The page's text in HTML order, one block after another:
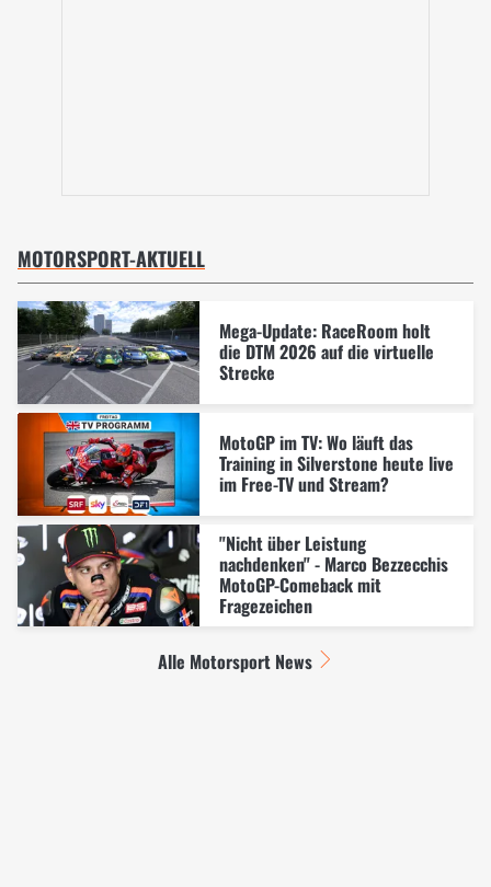
MOTORSPORT-AKTUELL
Mega-Update: RaceRoom holt
die DTM 2026 auf die virtuelle
Strecke
MotoGP im TV: Wo läuft das
Training in Silverstone heute live
im Free-TV und Stream?
"Nicht über Leistung
nachdenken" - Marco Bezzecchis
MotoGP-Comeback mit
Fragezeichen
Alle Motorsport News